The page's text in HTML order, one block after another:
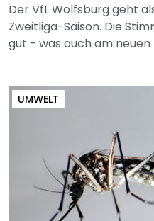
Der VfL Wolfsburg geht
Zweitliga-Saison. Die
gut - was auch am neuen
UMWELT